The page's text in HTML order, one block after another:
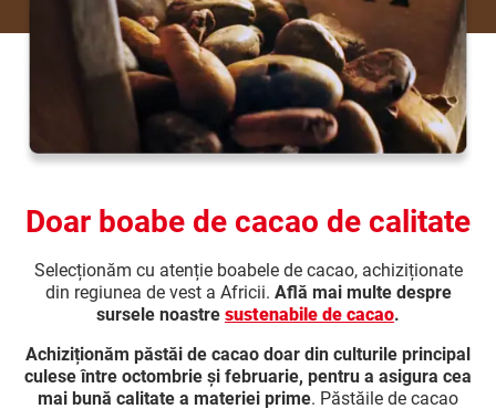
Doar boabe de cacao de calitate
Selecționăm cu atenție boabele de cacao, achiziționate
din regiunea de vest a Africii. Află mai multe despre
sursele noastre sustenabile de cacao.
Achiziționăm păstăi de cacao doar din culturile principal
culese între octombrie și februarie, pentru a asigura cea
mai bună calitate a materiei prime. Păstăile de cacao